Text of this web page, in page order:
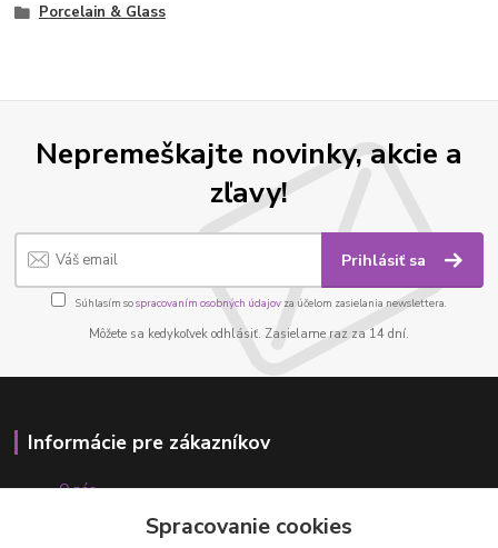
Porcelain & Glass
Nepremeškajte novinky, akcie a
zľavy!
Prihlásiť sa
Súhlasím sospracovaním osobných údajov za účelom zasielania newslettera.
Môžete sa kedykoľvek odhlásiť. Zasielame raz za 14 dní.
Informácie pre zákazníkov
O nás
Ako nakupovať
Obchodné podmienkySpracovanie cookies